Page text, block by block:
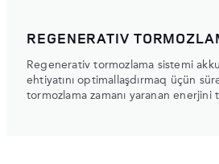
REGENERATIV
Regenerativ tormozlama sistemi
ehtiyatını optimallaşdırmaq üçün
tormozlama zamanı yaranan enerjini